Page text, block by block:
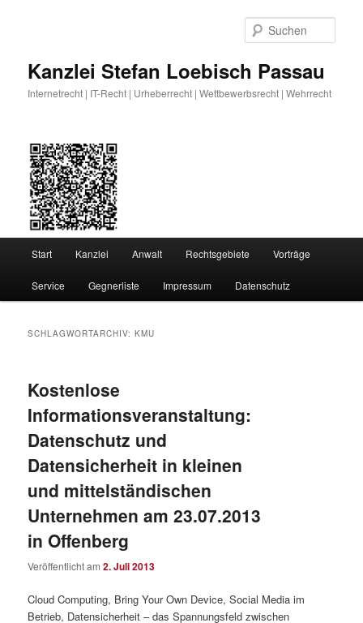
Kanzlei Stefan Loebisch Passau
Internetrecht | IT-Recht | Urheberrecht | Wettbewerbsrecht | Wehrrecht
Start Kanzlei Anwalt Rechtsgebiete Vorträge
Service Gegnerliste Impressum Datenschutz
SCHLAGWORTARCHIV:KMU
Kostenlose
Informationsveranstaltung:
Datenschutz und
Datensicherheit in kleinen
und mittelständischen
Unternehmen am 23.07.2013
in Offenberg
Veröffentlicht am2. Juli 2013
Cloud Computing, Bring Your Own Device, Social Media im
Betrieb, Datensicherheit – das Spannungsfeld zwischen